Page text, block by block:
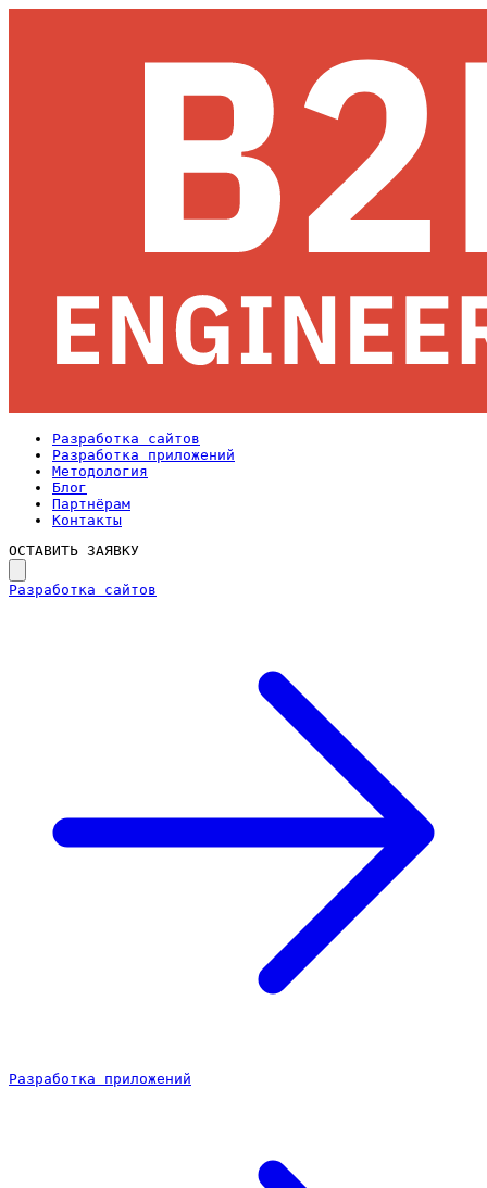
Разработка сайтов
Разработка приложений
Методология
Блог
Партнёрам
Контакты
ОСТАВИТЬ ЗАЯВКУ
Разработка сайтов
Разработка приложений